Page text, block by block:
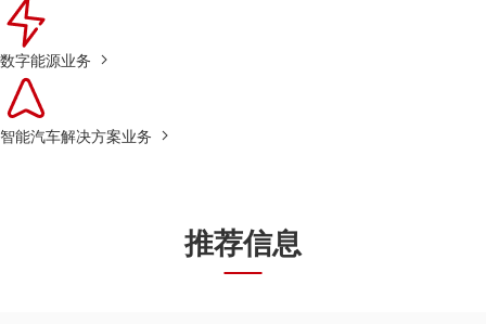
数字能源业务
智能汽车解决方案业务
推荐信息